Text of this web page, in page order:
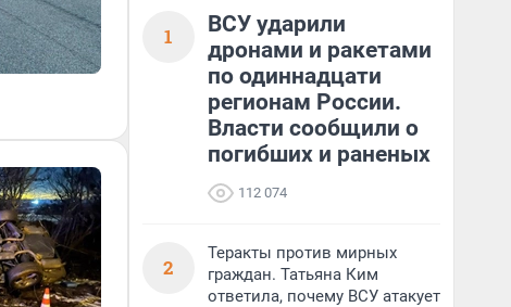
1
ВСУ ударили
дронами и ракетами
по одиннадцати
регионам России.
Власти сообщили о
погибших и раненых
112 074
2
Теракты против мирных
граждан. Татьяна Ким
ответила, почему ВСУ атакует